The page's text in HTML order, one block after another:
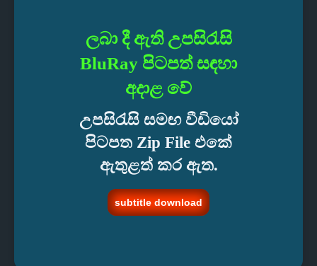
ලබා දී ඇති උපසිරැසි
BluRay පිටපත් සඳහා
අදාළ වේ
උපසිරැසි සමඟ වීඩියෝ
පිටපත Zip File එකේ
ඇතුළත් කර ඇත.
subtitle download